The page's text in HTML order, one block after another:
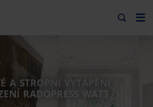
A STROPNÍ VYTÁPĚNÍ /
RADOPRESS WATT